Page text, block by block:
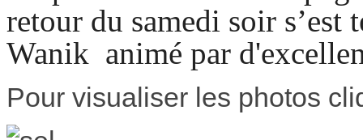
retour du samedi soir s’est
Wanik animé par
Pour visualiser les photos